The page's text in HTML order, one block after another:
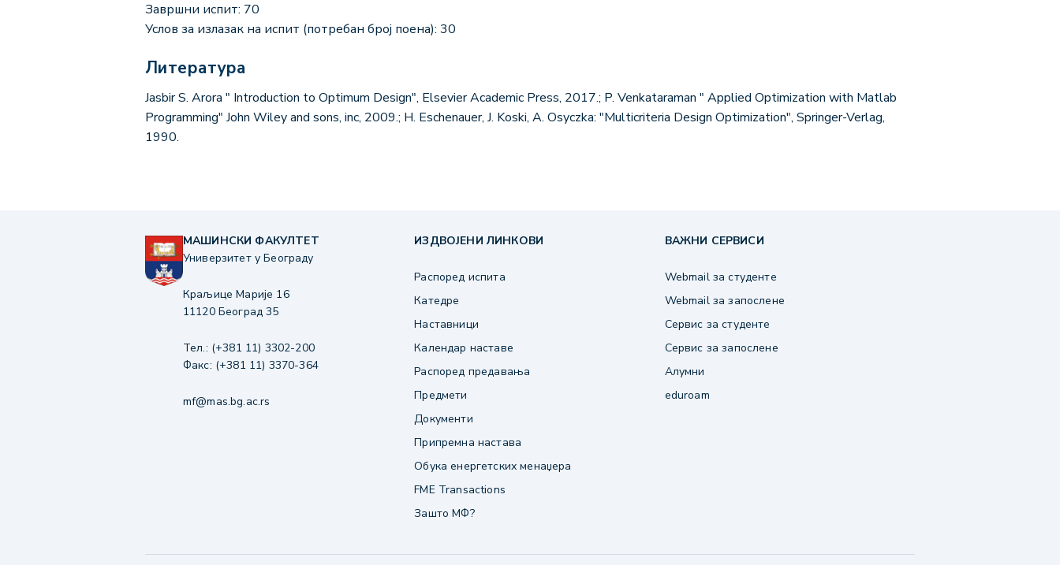
Завршни испит: 70
Услов за излазак на испит (потребан број поена): 30
Литература
Jasbir S. Arora " Introduction to Optimum Design", Elsevier Academic Press, 2017.; P. Venkataraman " Applied Optimization with Matlab
Programming" John Wiley and sons, inc, 2009.; H. Eschenauer, J. Koski, A. Osyczka: "Multicriteria Design Optimization", Springer-Verlag,
1990.
МАШИНСКИ ФАКУЛТЕТ
Универзитет у Београду
Краљице Марије 16
11120 Београд 35
Тел.: (+381 11) 3302-200
Факс: (+381 11) 3370-364
mf@mas.bg.ac.rs
ИЗДВОЈЕНИ ЛИНКОВИ
Распоред испита
Катедре
Наставници
Календар наставе
Распоред предавања
Предмети
Документи
Припремна настава
Обука енергетских менаџера
FME Transactions
Зашто МФ?
ВАЖНИ СЕРВИСИ
Webmail за студенте
Webmail за запослене
Сервис за студенте
Сервис за запослене
Алумни
eduroam